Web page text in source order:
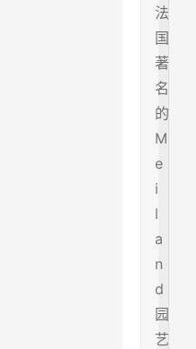
法
国
著
名
的
M
e
i
l
a
n
d
园
艺